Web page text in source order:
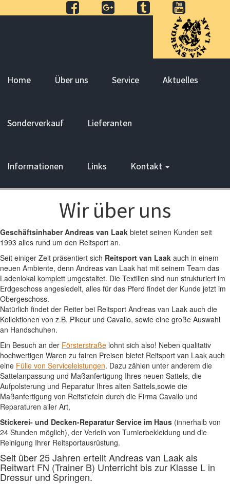
Home Über uns Service Aktuelles
Sonderverkauf Lieferanten
Informationen Links Kontakt
​Wir über uns
Geschäftsinhaber Andreas van Laak bietet seinen Kunden seit
1993 alles rund um den Reitsport an.
Seit einiger Zeit präsentiert sich Reitsport van Laak auch in einem
neuen Ambiente, denn Andreas van Laak hat mit seinem Team das
Ladenlokal komplett umgestaltet. Die Textilien sind nun strukturiert im
Erdgeschoss angesiedelt, alles für das Pferd findet der Kunde jetzt im
Obergeschoss.
Natürlich findet der Reiter bei Reitsport Andreas van Laak auch die
Kollektionen von z.B. Pikeur und Cavallo, sowie eine große Auswahl
an Handschuhen.
Ein Besuch an der Försterstraße lohnt sich also! Neben qualitativ
hochwertigen Waren zu fairen Preisen bietet Reitsport van Laak auch
eine Fülle von Serviceleistungen. Dazu zählen unter anderem die
Sattelanpassung und Maßanfertigung Ihres neuen Sattels, die
Aufpolsterung und Reparatur Ihres alten Sattels,sowie die
Maßanfertigung von Reitstiefeln durch die Firma Cavallo und
Reparaturen aller Art,
Stickerei- und Decken-Reparatur Service im Haus (innerhalb von
24 Stunden möglich), der Verleih von Turnierbekleidung und die
Reinigung Ihrer Reitsportausrüstung.
Seit über 25 Jahren erteilt Andreas van Laak als
Reitwart FN (Trainer B) Unterricht bis zur Klasse L in
Dressur und Springen.